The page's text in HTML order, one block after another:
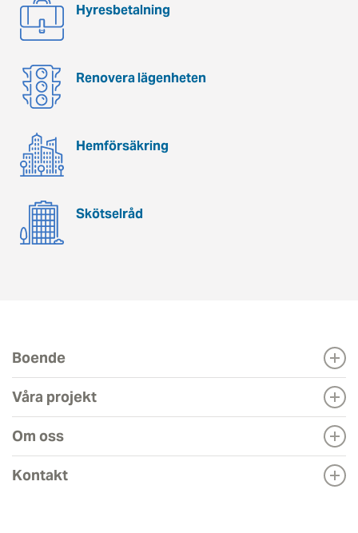
Hyresbetalning
Renovera lägenheten
Hemförsäkring
Skötselråd
Boende
Våra projekt
Om oss
Kontakt